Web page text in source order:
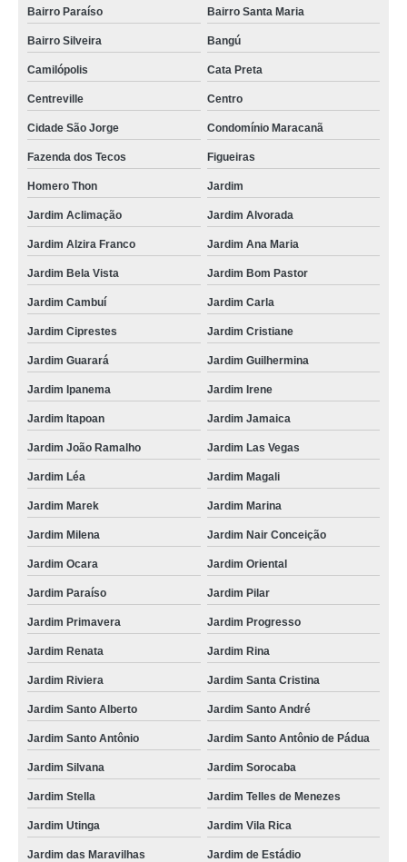
Bairro Paraíso Bairro Santa Maria
Bairro Silveira Bangú
Camilópolis Cata Preta
Centreville Centro
Cidade São Jorge Condomínio Maracanã
Fazenda dos Tecos Figueiras
Homero Thon Jardim
Jardim Aclimação Jardim Alvorada
Jardim Alzira Franco Jardim Ana Maria
Jardim Bela Vista Jardim Bom Pastor
Jardim Cambuí Jardim Carla
Jardim Ciprestes Jardim Cristiane
Jardim Guarará Jardim Guilhermina
Jardim Ipanema Jardim Irene
Jardim Itapoan Jardim Jamaica
Jardim João Ramalho Jardim Las Vegas
Jardim Léa Jardim Magali
Jardim Marek Jardim Marina
Jardim Milena Jardim Nair Conceição
Jardim Ocara Jardim Oriental
Jardim Paraíso Jardim Pilar
Jardim Primavera Jardim Progresso
Jardim Renata Jardim Rina
Jardim Riviera Jardim Santa Cristina
Jardim Santo Alberto Jardim Santo André
Jardim Santo Antônio Jardim Santo Antônio de Pádua
Jardim Silvana Jardim Sorocaba
Jardim Stella Jardim Telles de Menezes
Jardim Utinga Jardim Vila Rica
Jardim das Maravilhas Jardim de Estádio